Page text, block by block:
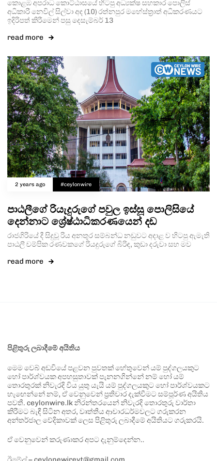
කොළඹ අපරාධ කොට්ඨාසයේ හිටපු අධ්‍යක්ෂ සහකාර පොලිස්
අධිකාරී නෙවිල් සිල්වා අද (10) රත්නපුර මහේස්ත්‍රාත් අධිකරණයට
ඉදිරිපත් කිරීමෙන් පසු දෙසැම්බර් 13
read more
2 years ago #ceylonwire
පාඨලීගේ රියැදුරුගේ පවුල ඉස්සූ පොලිසියේ
දෙන්නාට ශ්‍රේෂ්ඨාධිකරණයෙන් දඩ
රාජගිරියේ දී සිදුවූ රිය අනතුර සම්බන්ධ නඩුවට අදාළ ව හිටපු ඇමැති
පාඨලී චම්පික රණවකගේ රියදුරුගේ බිරිඳ, කුඩා දරුවා සහ මව
read more
පිළිතුරු ලබාදීමේ අයිතිය
මෙම වෙබ් අඩවියේ පළවන පුවතක් හේතුවෙන් යම් පුද්ගලයකුට
හෝ පාර්ශ්වයක අපහසුතාවක් පැනනගින්නේ නම් හෝ යම්
තොරතුරක් නිවැරදි විය යුතු යැයි යම් පුද්ගලයකුට හෝ පාර්ශ්වයකට
හැඟෙන්නේ නම්, ඒ වෙනුවෙන් ප්‍රතිචාර දැක්වීමට සම්පූර්ණ අයිතිය
පවතී. ceylonwire.lk නිරන්තරයෙන් නිවැරදි තොරතුරු වාර්තා
කිරීමට බැඳී සිටින අතර, වෘත්තීය ආචාරධර්මවලට ගරුකරන
අන්තර්ජාල වේදිකාවක් ලෙස පිළිතුරු ලබාදීමේ අයිතියට ගරුකරයි.
ඒ වෙනුවෙන් කරුණාකර අපට දැනුම්දෙන්න..